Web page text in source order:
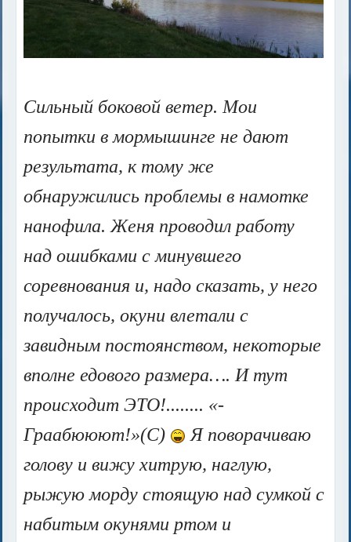
Сильный боковой ветер. Мои
попытки в мормышинге не дают
результата, к тому же
обнаружились проблемы в намотке
нанофила. Женя проводил работу
над ошибками с минувшего
соревнования и, надо сказать, у него
получалось, окуни влетали с
завидным постоянством, некоторые
вполне едового размера…. И тут
происходит ЭТО!........ «-
Граабююют!»(С)
Я поворачиваю
голову и вижу хитрую, наглую,
рыжую морду стоящую над сумкой с
набитым окунями ртом и